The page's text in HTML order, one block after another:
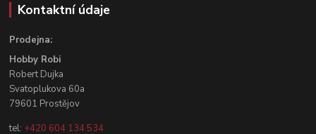
Kontaktní údaje
Prodejna:
Hobby Robi
Robert Dujka
Svatoplukova 60a
79601 Prostějov
tel: +420 604 134 534